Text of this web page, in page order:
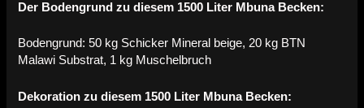
Der Bodengrund zu diesem 1500 Liter Mbuna Becken:
Bodengrund: 50 kg Schicker Mineral beige, 20 kg BTN
Malawi Substrat, 1 kg Muschelbruch
Dekoration zu diesem 1500 Liter Mbuna Becken: